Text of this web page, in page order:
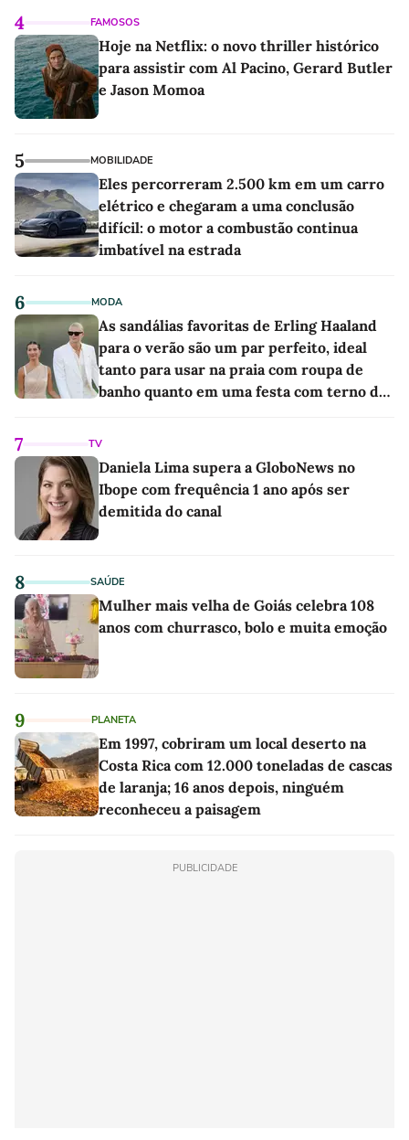
4 FAMOSOS
Hoje na Netflix: o novo thriller histórico
para assistir com Al Pacino, Gerard Butler
e Jason Momoa
5 MOBILIDADE
Eles percorreram 2.500 km em um carro
elétrico e chegaram a uma conclusão
difícil: o motor a combustão continua
imbatível na estrada
6 MODA
As sandálias favoritas de Erling Haaland
para o verão são um par perfeito, ideal
tanto para usar na praia com roupa de
banho quanto em uma festa com terno de
7 TV
Daniela Lima supera a GloboNews no
Ibope com frequência 1 ano após ser
demitida do canal
8 SAÚDE
Mulher mais velha de Goiás celebra 108
anos com churrasco, bolo e muita emoção
9 PLANETA
Em 1997, cobriram um local deserto na
Costa Rica com 12.000 toneladas de cascas
de laranja; 16 anos depois, ninguém
reconheceu a paisagem
PUBLICIDADE